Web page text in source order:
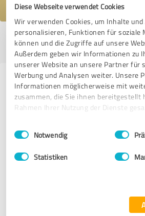
Diese Webseite verwendet Cookies
Wir verwenden Cookies, um Inhalte und
personalisieren, Funktionen für soziale
können und die Zugriffe auf unsere
Außerdem geben wir Informationen zu
unserer Website an unsere Partner für
Werbung und Analysen weiter. Unsere
Informationen möglicherweise mit
zusammen, die Sie ihnen bereitgestellt
Rahmen Ihrer Nutzung der Dienste
Impressum Datenschutzbestimmungen
Einwilligungsauswahl
Notwendig
Statistiken
Profil aktiv seit 22.01.2019 | Letzte
melden
Erfahrungen zu
Anbietern aus dem
Patientenanwalt Rechtsanwälte